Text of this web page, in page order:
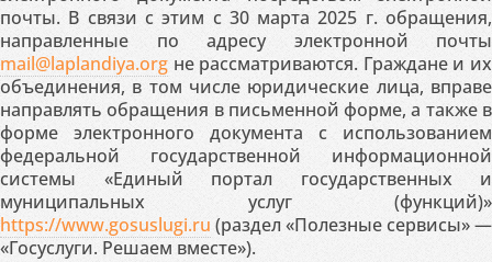
почты. В связи с этим с 30 марта 2025 г. обращения,
направленные по адресу электронной почты
mail@laplandiya.org не рассматриваются. Граждане и их
объединения, в том числе юридические лица, вправе
направлять обращения в письменной форме, а также в
форме электронного документа с использованием
федеральной государственной информационной
системы «Единый портал государственных и
муниципальных услуг (функций)»
https://www.gosuslugi.ru (раздел «Полезные сервисы» —
«Госуслуги. Решаем вместе»).